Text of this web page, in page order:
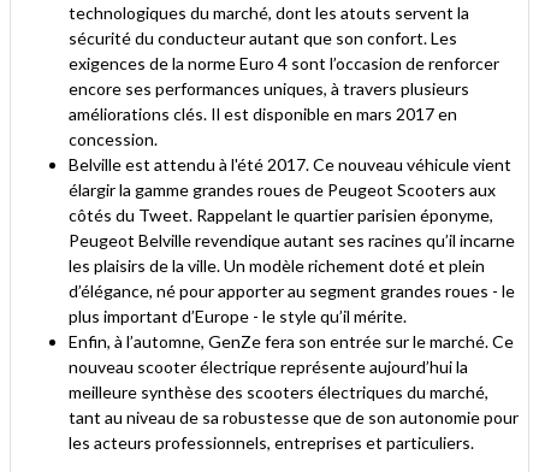
technologiques du marché, dont les atouts servent la
sécurité du conducteur autant que son confort. Les
exigences de la norme Euro 4 sont l’occasion de renforcer
encore ses performances uniques, à travers plusieurs
améliorations clés. Il est disponible en mars 2017 en
concession.
Belville est attendu à l'été 2017. Ce nouveau véhicule vient
élargir la gamme grandes roues de Peugeot Scooters aux
côtés du Tweet. Rappelant le quartier parisien éponyme,
Peugeot Belville revendique autant ses racines qu’il incarne
les plaisirs de la ville. Un modèle richement doté et plein
d’élégance, né pour apporter au segment grandes roues - le
plus important d’Europe - le style qu’il mérite.
Enfin, à l’automne, GenZe fera son entrée sur le marché. Ce
nouveau scooter électrique représente aujourd’hui la
meilleure synthèse des scooters électriques du marché,
tant au niveau de sa robustesse que de son autonomie pour
les acteurs professionnels, entreprises et particuliers.